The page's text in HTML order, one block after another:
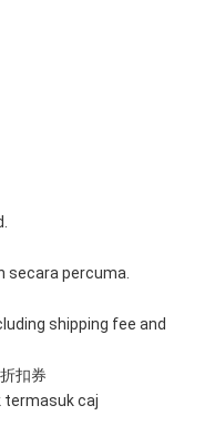
secara percuma.
shipping fee and
扣券
termasuk caj